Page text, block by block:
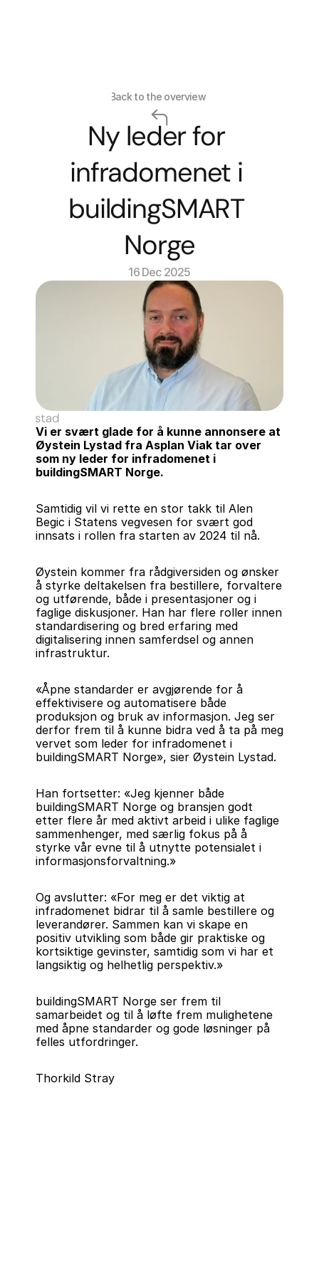
Back to the overview
Ny leder for
infradomenet i
buildingSMART
Norge
16 Dec 2025
Lystad
Vi er svært glade for å kunne annonsere at
Øystein Lystad fra Asplan Viak tar over
som ny leder for infradomenet i
buildingSMART Norge.
Samtidig vil vi rette en stor takk til Alen
Begic i Statens vegvesen for svært god
innsats i rollen fra starten av 2024 til nå.
Øystein kommer fra rådgiversiden og ønsker
å styrke deltakelsen fra bestillere, forvaltere
og utførende, både i presentasjoner og i
faglige diskusjoner. Han har flere roller innen
standardisering og bred erfaring med
digitalisering innen samferdsel og annen
infrastruktur.
«Åpne standarder er avgjørende for å
effektivisere og automatisere både
produksjon og bruk av informasjon. Jeg ser
derfor frem til å kunne bidra ved å ta på meg
vervet som leder for infradomenet i
buildingSMART Norge», sier Øystein Lystad.
Han fortsetter: «Jeg kjenner både
buildingSMART Norge og bransjen godt
etter flere år med aktivt arbeid i ulike faglige
sammenhenger, med særlig fokus på å
styrke vår evne til å utnytte potensialet i
informasjonsforvaltning.»
Og avslutter: «For meg er det viktig at
infradomenet bidrar til å samle bestillere og
leverandører. Sammen kan vi skape en
positiv utvikling som både gir praktiske og
kortsiktige gevinster, samtidig som vi har et
langsiktig og helhetlig perspektiv.»
buildingSMART Norge ser frem til
samarbeidet og til å løfte frem mulighetene
med åpne standarder og gode løsninger på
felles utfordringer.
Thorkild Stray